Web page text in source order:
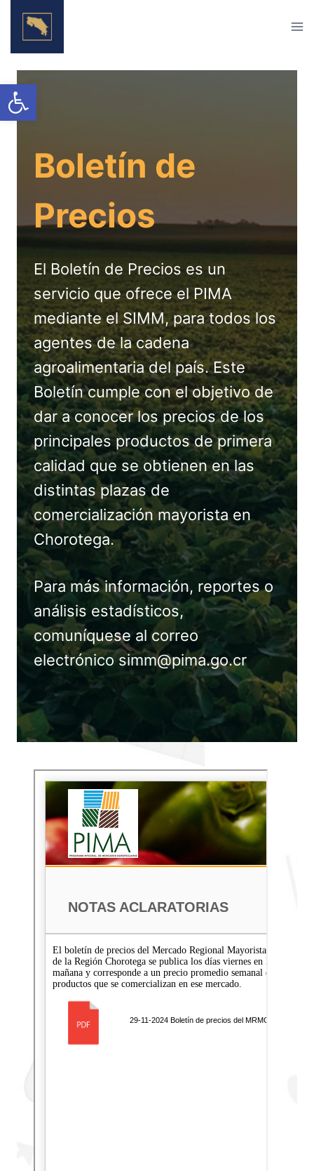
Open toolbar
Boletín de
Precios
El Boletín de Precios es un
servicio que ofrece el PIMA
mediante el SIMM, para todos los
agentes de la cadena
agroalimentaria del país. Este
Boletín cumple con el objetivo de
dar a conocer los precios de los
principales productos de primera
calidad que se obtienen en las
distintas plazas de
comercialización mayorista en
Chorotega.
Para más información, reportes o
análisis estadísticos,
comuníquese al correo
electrónico simm@pima.go.cr